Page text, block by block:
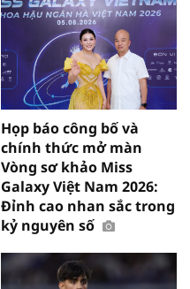
Họp báo công bố và
chính thức mở màn
Vòng sơ khảo Miss
Galaxy Việt Nam 2026:
Đỉnh cao nhan sắc trong
kỷ nguyên số